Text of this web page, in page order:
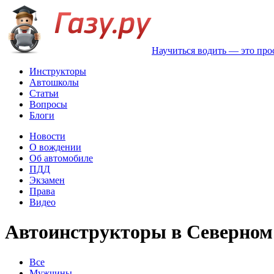
Научиться водить — это
Инструкторы
Автошколы
Статьи
Вопросы
Блоги
Новости
О вождении
Об автомобиле
ПДД
Экзамен
Права
Видео
Автоинструкторы в
Все